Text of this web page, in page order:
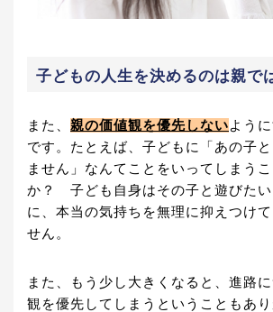
子どもの人生を決めるのは親で
また、 親の価値観を優先しないよう
です。たとえば、子どもに「あの子
ません」なんてことをいってしまう
か？ 子ども自身はその子と遊びたい
に、本当の気持ちを無理に抑えつけ
せん。
また、もう少し大きくなると、進路
観を優先してしまうということもあ